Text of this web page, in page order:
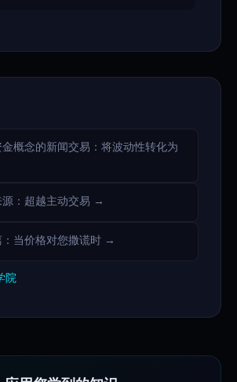
金概念的新闻交易：将波动性转化为
源：超越主动交易 →
：当价格对您撒谎时 →
院